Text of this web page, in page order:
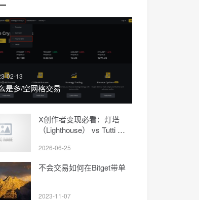
02-13
是多/空网格交易
X创作者变现必看：灯塔
（Lighthouse） vs Tutti 两
2026-06-25
不会交易如何在Bitget带单
2023-11-07